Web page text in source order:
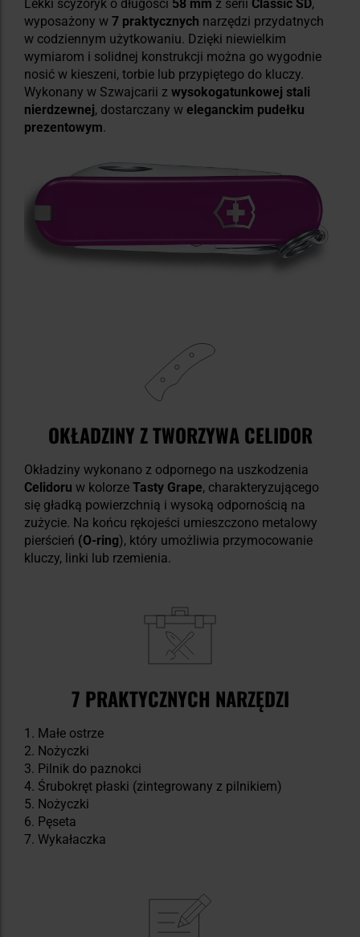
Lekki scyzoryk o długości 58 mm z serii Classic SD,
wyposażony w 7 praktycznych narzędzi przydatnych
w codziennym użytkowaniu. Dzięki niewielkim
wymiarom i solidnej konstrukcji można go wygodnie
nosić w kieszeni, torbie lub przypiętego do kluczy.
Wykonany w Szwajcarii z wysokogatunkowej stali
nierdzewnej, dostarczany w eleganckim pudełku
prezentowym.
OKŁADZINY Z TWORZYWA CELIDOR
Okładziny wykonano z odpornego na uszkodzenia
Celidoru w kolorze Tasty Grape, charakteryzującego
się gładką powierzchnią i wysoką odpornością na
zużycie. Na końcu rękojeści umieszczono metalowy
pierścień (O-ring), który umożliwia przymocowanie
kluczy, linki lub rzemienia.
7 PRAKTYCZNYCH NARZĘDZI
Małe ostrze
Nożyczki
Pilnik do paznokci
Śrubokręt płaski (zintegrowany z pilnikiem)
Nożyczki
Pęseta
Wykałaczka